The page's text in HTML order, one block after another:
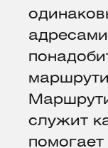
служит